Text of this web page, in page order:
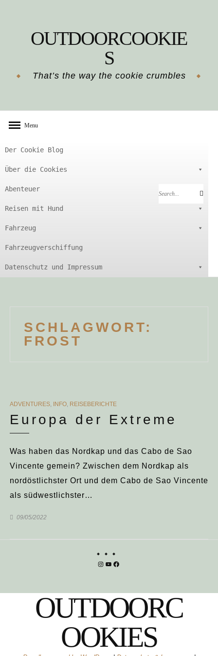
OUTDOORCOOKIE
S
That’s the way the cookie crumbles
Menu
Der Cookie Blog
Über die Cookies
Abenteuer
Reisen mit Hund
Fahrzeug
Fahrzeugverschiffung
Datenschutz und Impressum
Search
Search
SCHLAGWORT:
FROST
CATEGORIES
ADVENTURES, INFO, REISEBERICHTE
Europa der Extreme
Was haben das Nordkap und das Cabo de Sao
Vincente gemein? Zwischen dem Nordkap als
nordöstlichster Ort und dem Cabo de Sao Vincente
als südwestlichster…
09/05/2022
Instagram
YouTube
Facebook
OUTDOORC
OOKIES